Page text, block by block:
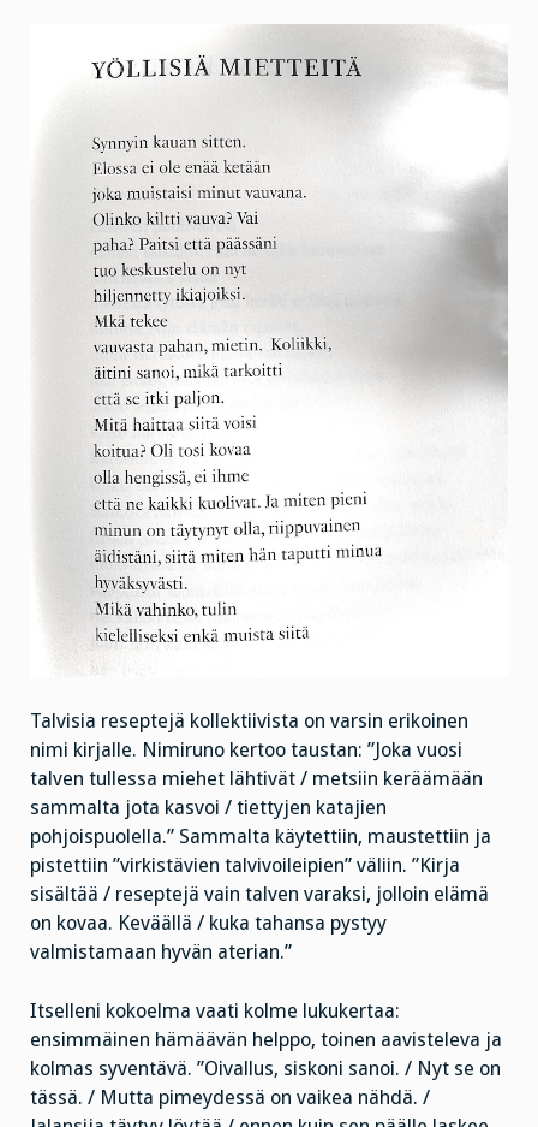
Talvisia reseptejä kollektiivista on varsin erikoinen
nimi kirjalle. Nimiruno kertoo taustan: ”Joka vuosi
talven tullessa miehet lähtivät / metsiin keräämään
sammalta jota kasvoi / tiettyjen katajien
pohjoispuolella.” Sammalta käytettiin, maustettiin ja
pistettiin ”virkistävien talvivoileipien” väliin. ”Kirja
sisältää / reseptejä vain talven varaksi, jolloin elämä
on kovaa. Keväällä / kuka tahansa pystyy
valmistamaan hyvän aterian.”
Itselleni kokoelma vaati kolme lukukertaa:
ensimmäinen hämäävän helppo, toinen aavisteleva ja
kolmas syventävä. ”Oivallus, siskoni sanoi. / Nyt se on
tässä. / Mutta pimeydessä on vaikea nähdä. /